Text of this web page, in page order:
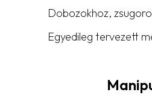
Dobozokhoz,
Egyedileg tervezett